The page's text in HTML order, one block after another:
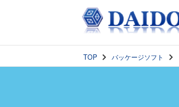
TOP パッケージソフト